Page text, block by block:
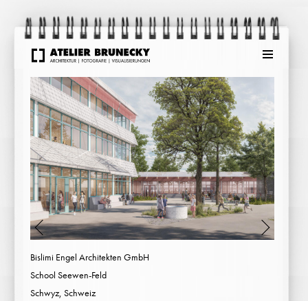
Bislimi Engel Architekten GmbH
School Seewen-Feld
Schwyz, Schweiz